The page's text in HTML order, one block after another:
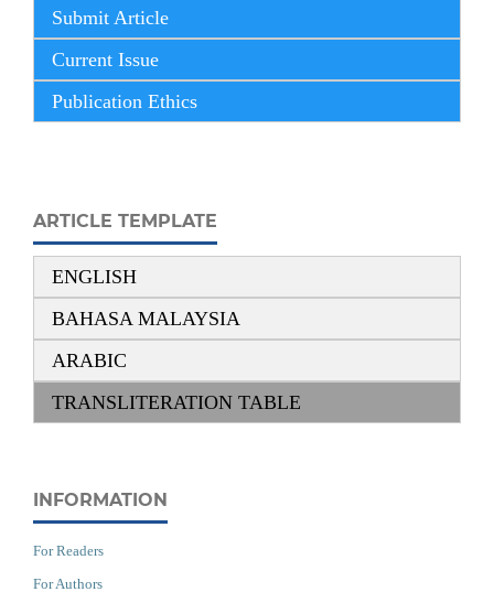
Submit Article
Current Issue
Publication Ethics
ARTICLE TEMPLATE
ENGLISH
BAHASA MALAYSIA
ARABIC
TRANSLITERATION TABLE
INFORMATION
For Readers
For Authors